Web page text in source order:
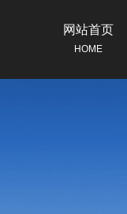
网站首页
HOME